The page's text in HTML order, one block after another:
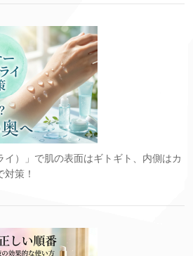
イ）」で肌の表面はギトギト、内側はカ
策！